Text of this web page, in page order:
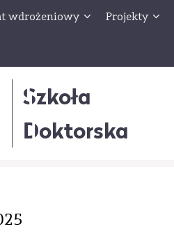
wdrożeniowy Projekty
Szkoła
Doktorska